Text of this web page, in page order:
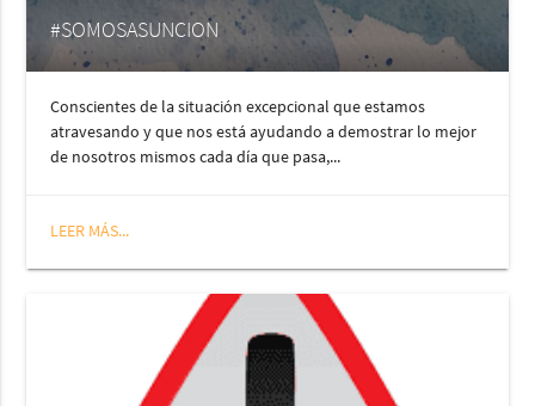
#SOMOSASUNCION
Conscientes de la situación excepcional que estamos
atravesando y que nos está ayudando a demostrar lo mejor
de nosotros mismos cada día que pasa,...
LEER MÁS...